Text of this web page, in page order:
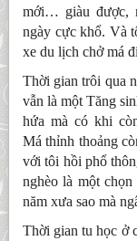
mới… giàu được,
ngày cực khổ. Và
xe du lịch chở má
Thời gian trôi qua
vẫn là một Tăng
hứa mà có khi
Má thỉnh thoảng
với tôi hồi phổ
nghèo là một
năm xưa sao mà
Thời gian tu học ở